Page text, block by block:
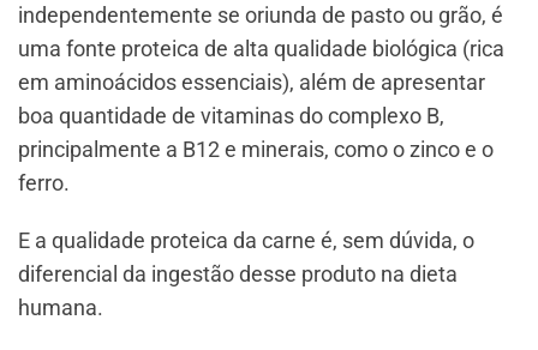
independentemente se oriunda de pasto ou grão, é
uma fonte proteica de alta qualidade biológica (rica
em aminoácidos essenciais), além de apresentar
boa quantidade de vitaminas do complexo B,
principalmente a B12 e minerais, como o zinco e o
ferro.
E a qualidade proteica da carne é, sem dúvida, o
diferencial da ingestão desse produto na dieta
humana.